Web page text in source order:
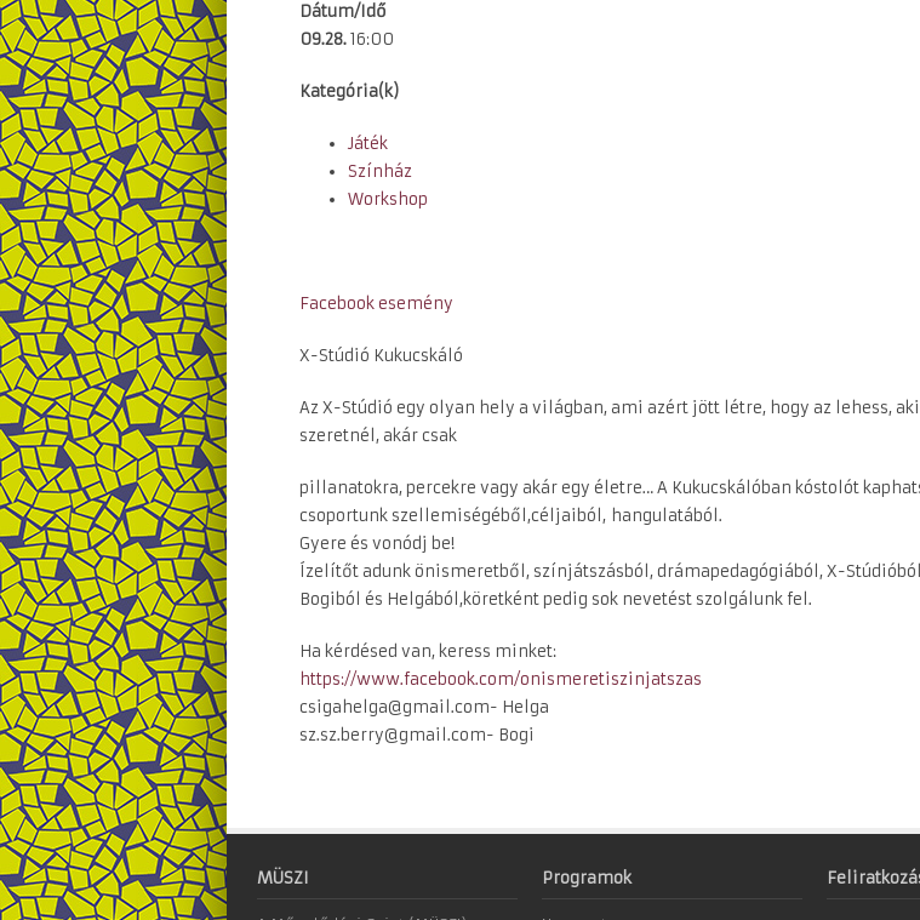
Dátum/Idő
09.28.16:00
Kategória(k)
Játék
Színház
Workshop
Facebook esemény
X-Stúdió Kukucskáló
Az X-Stúdió egy olyan hely a világban, ami azért jött létre, hogy az lehess,
szeretnél, akár csak
pillanatokra, percekre vagy akár egy életre… A Kukucskálóban kóstolót
csoportunk szellemiségéből,céljaiból, hangulatából.
Gyere és vonódj be!
Ízelítőt adunk önismeretből, színjátszásból, drámapedagógiából, X-
Bogiból és Helgából,köretként pedig sok nevetést szolgálunk fel.
Ha kérdésed van, keress minket:
https://www.facebook.com/onismeretiszinjatszas
csigahelga@gmail.com- Helga
sz.sz.berry@gmail.com- Bogi
MÜSZI Programok